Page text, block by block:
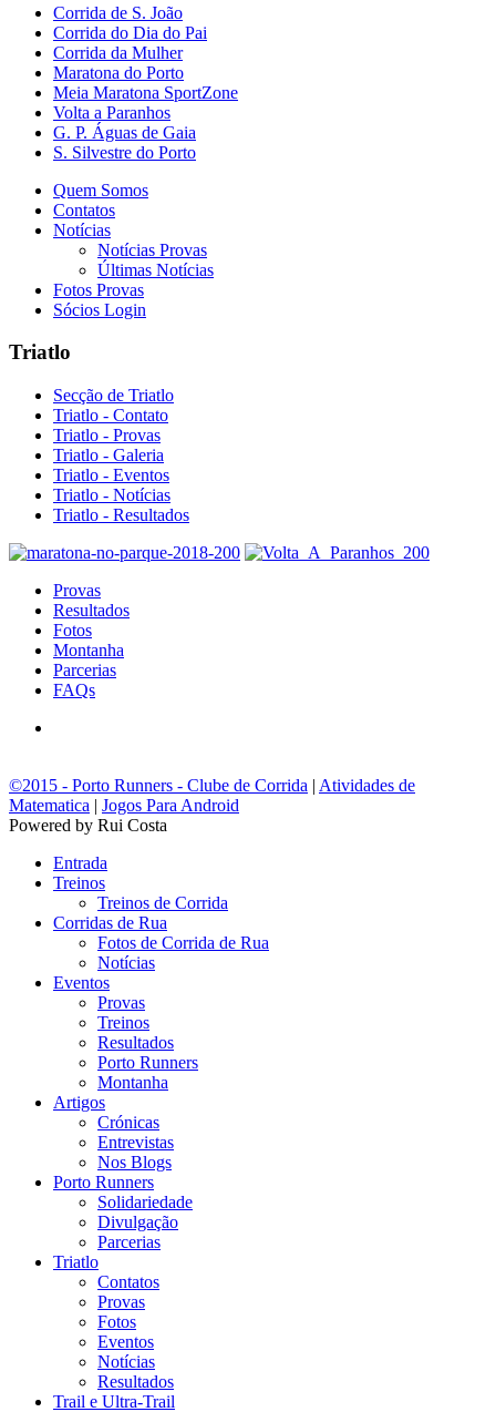
Corrida de S. João
Corrida do Dia do Pai
Corrida da Mulher
Maratona do Porto
Meia Maratona SportZone
Volta a Paranhos
G. P. Águas de Gaia
S. Silvestre do Porto
Quem Somos
Contatos
Notícias
Notícias Provas
Últimas Notícias
Fotos Provas
Sócios Login
Triatlo
Secção de Triatlo
Triatlo - Contato
Triatlo - Provas
Triatlo - Galeria
Triatlo - Eventos
Triatlo - Notícias
Triatlo - Resultados
Provas
Resultados
Fotos
Montanha
Parcerias
FAQs
©2015 - Porto Runners - Clube de Corrida | Atividades de
Matematica | Jogos Para Android
Powered by Rui Costa
Entrada
Treinos
Treinos de Corrida
Corridas de Rua
Fotos de Corrida de Rua
Notícias
Eventos
Provas
Treinos
Resultados
Porto Runners
Montanha
Artigos
Crónicas
Entrevistas
Nos Blogs
Porto Runners
Solidariedade
Divulgação
Parcerias
Triatlo
Contatos
Provas
Fotos
Eventos
Notícias
Resultados
Trail e Ultra-Trail